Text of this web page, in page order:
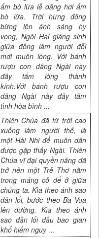
ấm bò lừa lễ dâng hơi ấm
bò lừa. Trời hừng đông
bừng lên ánh sáng hy
vọng, Ngôi Hai giáng sinh
giữa đồng làm người đỗi
mới muôn lòng. Với bánh
rượu con dâng Ngài này
đây tấm lòng thành
kính.Với bánh rượu con
dâng Ngài này đây tâm
tình hòa bình ...
Thiên Chúa đã từ trời cao
xuống làm người thế, là
một Hài Nhi để muôn dân
được gặp thấy Ngài. Thiên
Chúa vĩ đại quyền năng đã
trở nên một Trẻ Thơ nằm
trong máng cỏ để ở giữa
chúng ta. Kìa theo ánh sao
dẫn lối, bước theo Ba Vua
lên đường. Kìa theo ánh
sao dẫn lối dẫu bao gian
khổ hiểm nguy …